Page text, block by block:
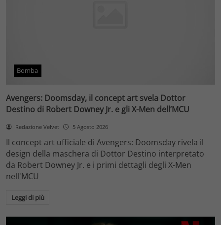
Bomba
Avengers: Doomsday, il concept art svela Dottor
Destino di Robert Downey Jr. e gli X-Men dell’MCU
Redazione Velvet 5 Agosto 2026
Il concept art ufficiale di Avengers: Doomsday rivela il
design della maschera di Dottor Destino interpretato
da Robert Downey Jr. e i primi dettagli degli X-Men
nell'MCU
Leggi di più